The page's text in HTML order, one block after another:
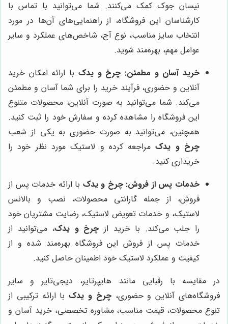
نیسان جوک کمک می‌کنند. شما می‌توانید با تماس با
کارشناسان این فروشگاه، از راهنمایی‌های آن‌ها در مورد
انتخاب سایز مناسب، نوع آج، شاخص‌های عملکرد و سایر
عوامل مهم، بهره‌مند شوید.
خرید آسان و مطمئن: چرخ و یدک با ارائه امکان خرید
آنلاین و حضوری، فرآیند خرید را برای شما آسان و مطمئن
می‌کند. شما می‌توانید به صورت آنلاین، محصولات متنوع
این فروشگاه را مشاهده کرده و سفارش خود را ثبت کنید.
همچنین، می‌توانید به صورت حضوری به یکی از شعب
چرخ و یدکمراجعه کرده و لاستیک مورد نظر خود را
خریداری کنید.
خدمات پس از فروش: چرخ و یدک با ارائه خدمات پس از
فروش، از جمله گارانتی محصولات، نصب و بالانس
لاستیک، و خدمات تعویض لاستیک، رضایت مشتریان خود
را جلب می‌کند. با خرید از چرخ و یدک، می‌توانید از
خدمات پس از فروش این فروشگاه بهره‌مند شده و از
کیفیت و عملکرد لاستیک خود اطمینان حاصل کنید.
در مقایسه با رقبایی مانند هایپرتایر، دیجی‌تایر و سایر
فروشگاه‌های آنلاین و حضوری،چرخ و یدکبا ارائه ترکیبی از
تنوع محصولات، قیمت مناسب، مشاوره تخصصی، خرید آسان و